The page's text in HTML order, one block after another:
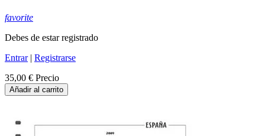
favorite
Debes de estar registrado
Entrar| Registrarse
35,00 € Precio
Añadir al carrito